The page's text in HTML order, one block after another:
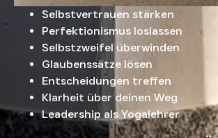
Selbstvertrauen stärken
Perfektionismus loslassen
Selbstzweifel überwinden
Glaubenssätze lösen
Entscheidungen treffen
Klarheit über deinen Weg
Leadership als Yogalehrer